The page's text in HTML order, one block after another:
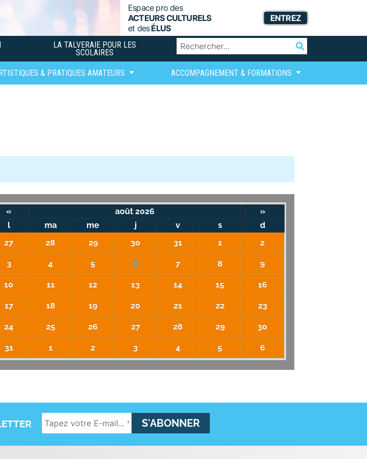
Espace pro des
ACTEURS CULTURELS
et desÉLUS
ENTREZ
LA TALVERAIE POUR LES
SCOLAIRES
& PRATIQUES AMATEURS ACCOMPAGNEMENT & FORMATIONS
« août 2026
»
l
ma me j v s
d
27
28 29 30 31 1 2
3 4 5 6 7 8 9
10 11 12 13 14 15 16
17 18 19 20 21 22 23
24 25 26 27 28 29 30
31 1 2 3 4 5 6